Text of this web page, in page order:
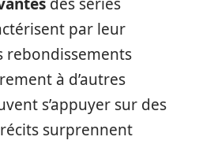
par leur
rebondissements
à d’autres
s’appuyer sur des
surprennent